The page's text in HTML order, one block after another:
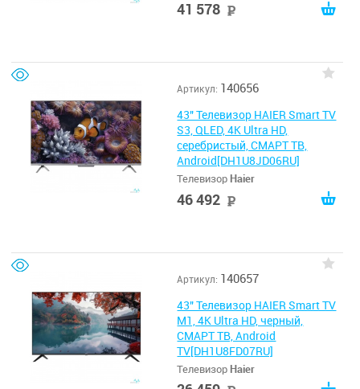
41 578
Артикул: 140656
43" Телевизор HAIER Smart TV
S3, QLED, 4K Ultra HD,
серебристый, СМАРТ ТВ,
Android[DH1U8JD06RU]
Телевизор Haier
46 492
Артикул: 140657
43" Телевизор HAIER Smart TV
M1, 4K Ultra HD, черный,
СМАРТ ТВ, Android
TV[DH1U8FD07RU]
Телевизор Haier